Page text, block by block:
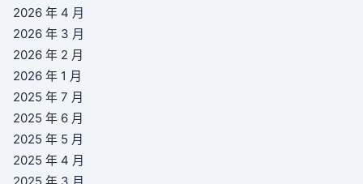
2026 年 4 月
2026 年 3 月
2026 年 2 月
2026 年 1 月
2025 年 7 月
2025 年 6 月
2025 年 5 月
2025 年 4 月